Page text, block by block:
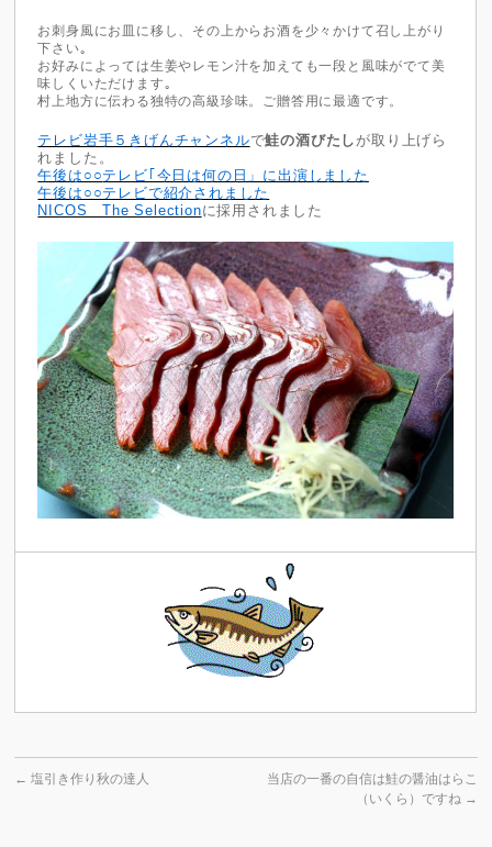
お刺身風にお皿に移し、その上からお酒を少々かけて召し上がり
下さい｡
お好みによっては生姜やレモン汁を加えても一段と風味がでて美
味しくいただけます｡
村上地方に伝わる独特の高級珍味。ご贈答用に最適です。
テレビ岩手５きげんチャンネルで鮭の酒びたし が取り上げら
れました。
午後は○○テレビ｢今日は何の日」に出演しました
午後は○○テレビで紹介されました
NICOS The Selectionに採用されました
← 塩引き作り秋の達人
当店の一番の自信は鮭の醤油はらこ
（いくら）ですね →